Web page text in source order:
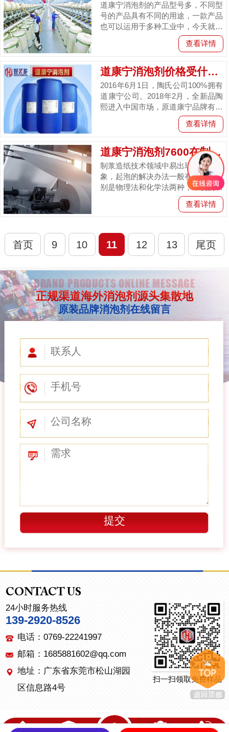
道康宁消泡剂的产品型号多，不同型
号的产品具有不同的用途，一款产品
也可以运用于多种工业中，今天就来
带大家了解一款道康宁常用的消泡剂
产品：道康宁消泡剂3168，这款...
查看详情
道康宁消泡剂价格受什么因素
2016年6月1日，陶氏公司100%拥有
道康宁公司。2018年2月，全新品陶
熙进入中国市场，原道康宁品牌有机
硅产品逐步转移至陶熙品牌产品线
下，道康宁正式改名为陶...
查看详情
道康宁消泡剂7600在制浆造纸技术中不可或...
制浆造纸技术领域中易出现起泡的现
象，起泡的解决办法一般有两种，分
别是物理法和化学法两种，常说的添
加消泡剂就是化学法的一种，道康宁
消泡剂7600用于制浆造纸中具有...
查看详情
首页 9 10 11 12 13 尾页
BRAND PRODUCTS ONLINE MESSAGE
正规渠道海外消泡剂源头集散地
原装品牌消泡剂在线留言
CONTACT US
24小时服务热线
139-2920-8526
电话：0769-22241997
邮箱：1685881602@qq.com
地址：广东省东莞市松山湖园
区信息路4号
扫一扫领取免费样品